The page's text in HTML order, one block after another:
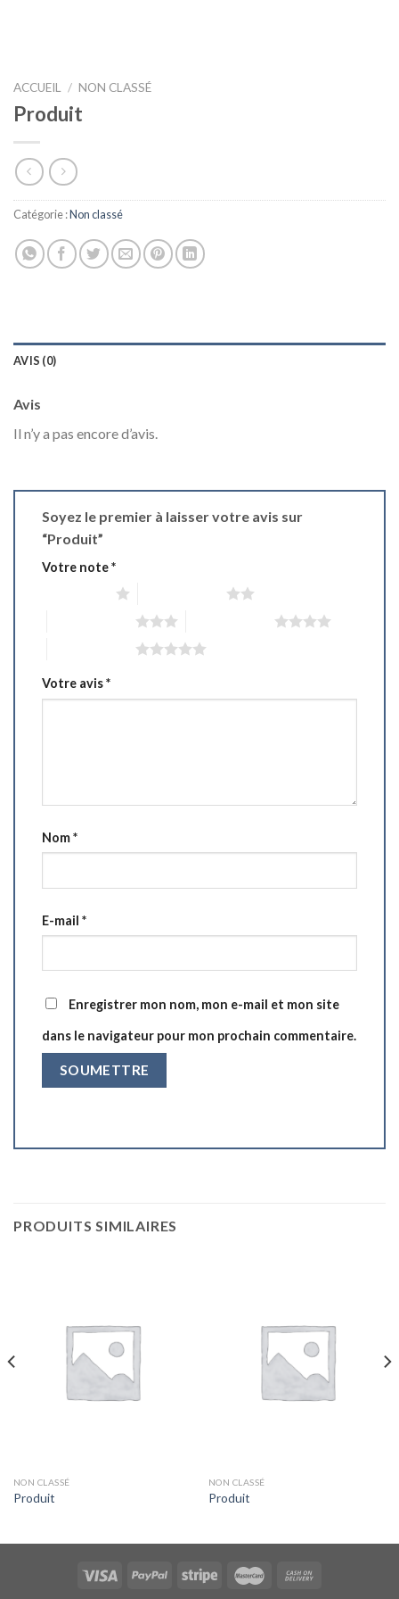
ACCUEIL / NON CLASSÉ
Produit
Catégorie :Non classé
AVIS (0)
Avis
Il n’y a pas encore d’avis.
Soyez le premier à laisser votre avis sur
“Produit”
Votre note*
Votre avis*
Nom*
E-mail *
Enregistrer mon nom, mon e-mail et mon site
dans le navigateur pour mon prochain commentaire.
PRODUITS SIMILAIRES
NON CLASSÉ
Produit
NON CLASSÉ
Produit